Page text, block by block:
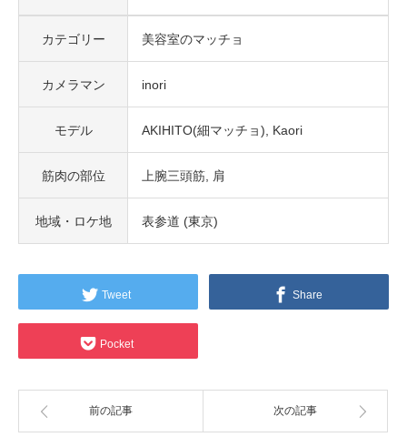
カテゴリー 美容室のマッチョ
カメラマン inori
モデル AKIHITO(細マッチョ) Kaori
筋肉の部位 上腕三頭筋 肩
地域・ロケ地 表参道 (東京)
Tweet Share
Pocket
前の記事 次の記事